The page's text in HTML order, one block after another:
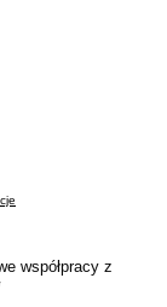
współpracy z